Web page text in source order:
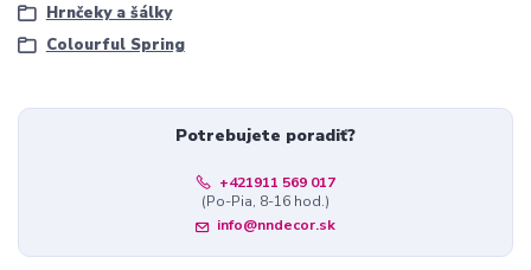
Hrnčeky a šálky
Colourful Spring
Potrebujete poradiť?
+421911 569 017
(Po-Pia, 8-16 hod.)
info@nndecor.sk